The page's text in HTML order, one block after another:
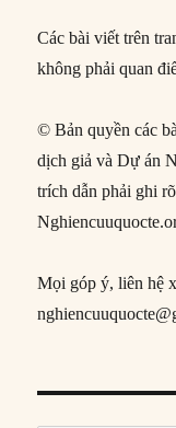
Các bài viết trên
không phải quan
© Bản quyền các
dịch giả và Dự án
trích dẫn phải ghi
Mọi góp ý, liên hệ